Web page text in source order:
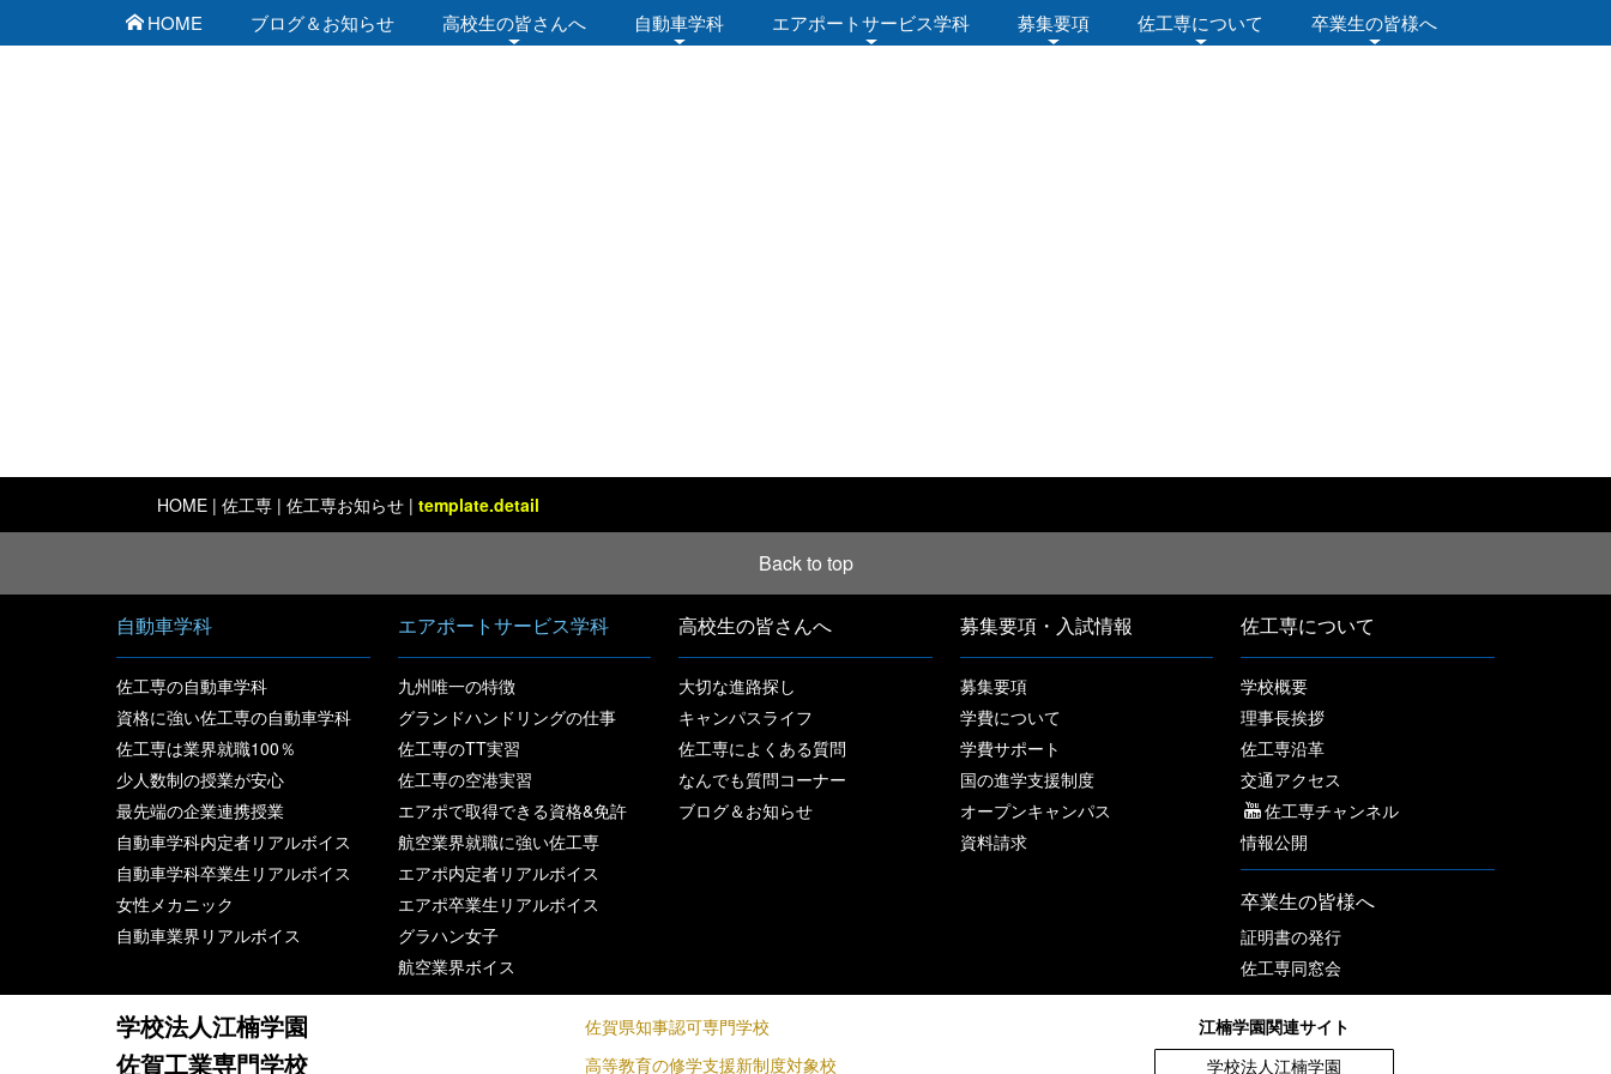
HOME ブログ＆お知らせ 高校生の皆さんへ 自動車学科 エアポートサービス学科 募集要項 佐工専について 卒業生の皆様へ
HOME| 佐工専| 佐工専お知らせ | template.detail
Back to top
自動車学科
佐工専の自動車学科
資格に強い佐工専の自動車学科
佐工専は業界就職100％
少人数制の授業が安心
最先端の企業連携授業
自動車学科内定者リアルボイス
自動車学科卒業生リアルボイス
女性メカニック
自動車業界リアルボイス
エアポートサービス学科
九州唯一の特徴
グランドハンドリングの仕事
佐工専のTT実習
佐工専の空港実習
エアポで取得できる資格&免許
航空業界就職に強い佐工専
エアポ内定者リアルボイス
エアポ卒業生リアルボイス
グラハン女子
航空業界ボイス
高校生の皆さんへ
大切な進路探し
キャンパスライフ
佐工専によくある質問
なんでも質問コーナー
ブログ＆お知らせ
募集要項・入試情報
募集要項
学費について
学費サポート
国の進学支援制度
オープンキャンパス
資料請求
佐工専について
学校概要
理事長挨拶
佐工専沿革
交通アクセス
佐工専チャンネル
情報公開
卒業生の皆様へ
証明書の発行
佐工専同窓会
学校法人江楠学園
佐賀工業専門学校
佐賀県知事認可専門学校
高等教育の修学支援新制度対象校
江楠学園関連サイト
学校法人江楠学園